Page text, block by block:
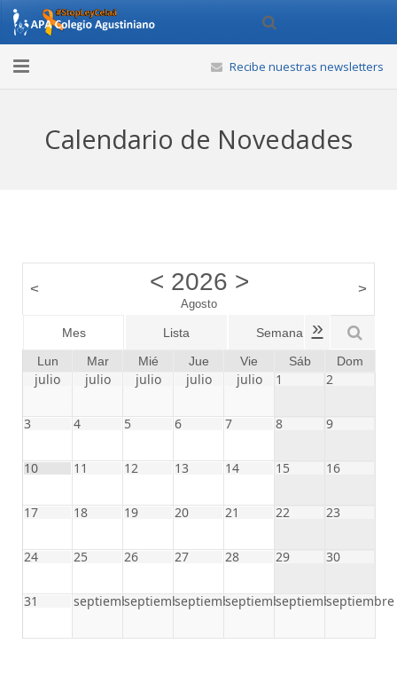
Webs de Interés
Contáctanos
Recibe nuestras newsletters
Calendario de Novedades
< < 2026 >
Agosto
>
»
Mes Lista Semana
Lun
Mar Mié Jue Vie Sáb Dom
julio julio julio julio julio 1 2
3 4 5 6 7 8 9
10 11 12 13 14 15 16
17 18 19 20 21 22 23
24 25 26 27 28 29 30
31 septiembreseptiembreseptiembreseptiembreseptiembreseptiembre